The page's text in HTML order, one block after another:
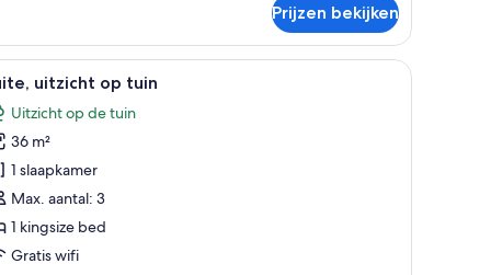
Prijzen bekijken
een televisie en een kledingkast.Een bed met een hemelbed, twee kussens
9 uitzicht op tuin
Uitzicht op de tuin
36 m²
1 slaapkamer
Max. aantal: 3
1 kingsize bed
Gratis wifi